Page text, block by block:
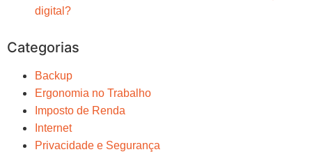
digital?
Categorias
Backup
Ergonomia no Trabalho
Imposto de Renda
Internet
Privacidade e Segurança